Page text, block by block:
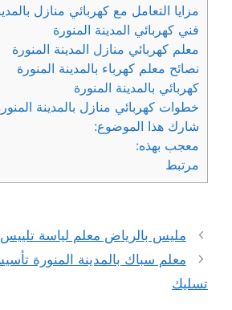
مزايا التعامل مع كهربائي منازل
فني كهربائي المدينة المنورة
معلم كهربائي منازل المدينة المنورة
نصائح معلم كهرباء بالمدينة المنورة
كهربائي بالمدينة المنورة
خطوات كهربائي منازل بالمدينة
شارك هذا الموضوع:
معجب بهذه:
مرتبط
مليس بالرياض معلم لياسة
معلم سباك بالمدينة المنورة
تسليك